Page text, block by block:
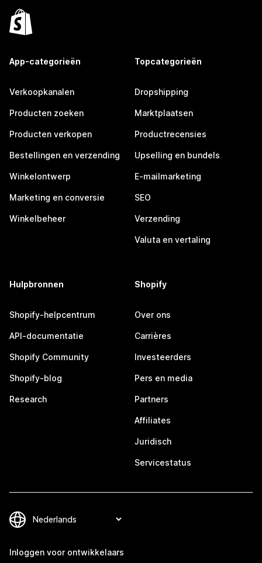
App-categorieën
Verkoopkanalen
Producten zoeken
Producten verkopen
Bestellingen en verzending
Winkelontwerp
Marketing en conversie
Winkelbeheer
Topcategorieën
Dropshipping
Marktplaatsen
Productrecensies
Upselling en bundels
E-mailmarketing
SEO
Verzending
Valuta en vertaling
Hulpbronnen
Shopify-helpcentrum
API-documentatie
Shopify Community
Shopify-blog
Research
Shopify
Over ons
Carrières
Investeerders
Pers en media
Partners
Affiliates
Juridisch
Servicestatus
Inloggen voor ontwikkelaars